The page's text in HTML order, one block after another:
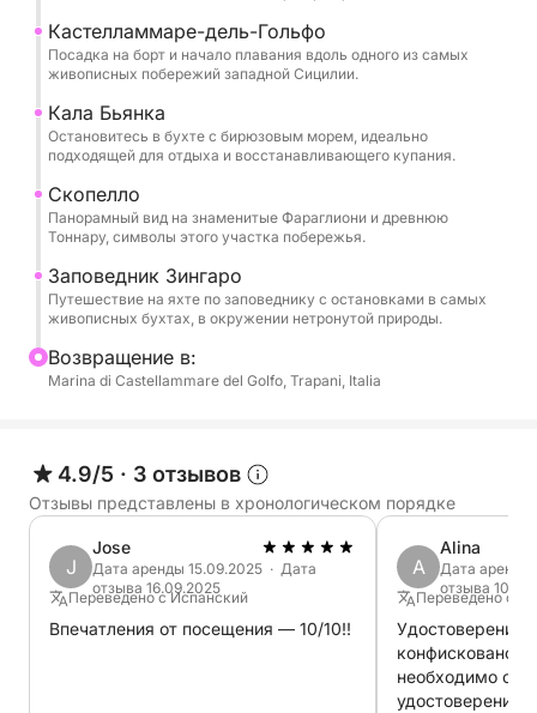
предоставляя идеальный момент, чтобы
насладиться красотой побережья.
Экскурсия продолжается к Скопелло,
культовому месту на западе Сицилии, известному
промыслом с видом на море. Этот участок
побережья источает подлинное очарование,
фотографий и любования пейзажами.
Наконец, мы достигнем великолепного
природного заповедника Зингаро, где нетронутая
купания и отдыха перед возвращением в
Кастелламмаре-дель-Гольфо, где вы сможете
насладиться самыми прекрасными красками
Сицилии.
Кастелламмаре-дель-Гольфо
Посадка на борт и начало плавания вдоль одного из самых
живописных побережий западной Сицилии.
Кала Бьянка
Остановитесь в бухте с бирюзовым морем, идеально
подходящей для отдыха и восстанавливающего купания.
Скопелло
Панорамный вид на знаменитые Фараглиони и древнюю
Тоннару, символы этого участка побережья.
Заповедник Зингаро
Путешествие на яхте по заповеднику с остановками в самых
живописных бухтах, в окружении нетронутой природы.
Bозвращение в:
Marina di Castellammare del Golfo, Trapani, Italia
4.9/5 · 3 отзывов
Отзывы представлены в хронологическом порядке
J
Jose
Дата аренды 15.09.2025 · Дата
отзыва 16.09.2025
Переведено с Испанский
Впечатления от посещения — 10/10!!
A
Alina
Дата аренды
отзыва
Переведено с
Удостоверение
конфисковано. При получении лодки
необходимо
удостоверение